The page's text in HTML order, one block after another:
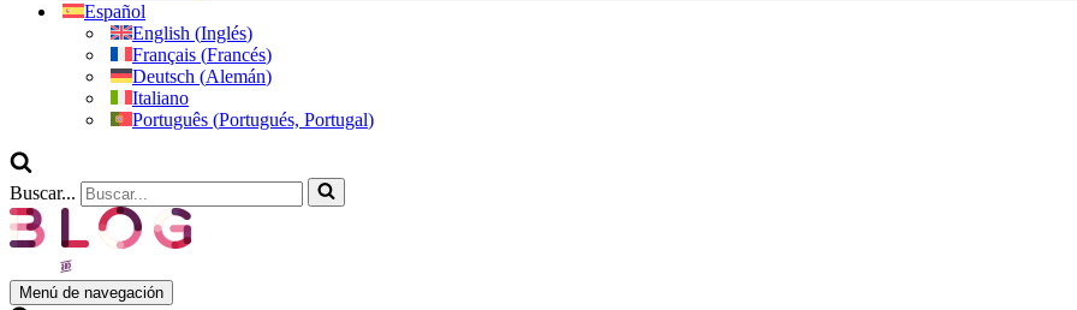
Español
English (Inglés)
Français (Francés)
Deutsch (Alemán)
Italiano
Português (Portugués, Portugal)
Buscar...
Menú de navegación